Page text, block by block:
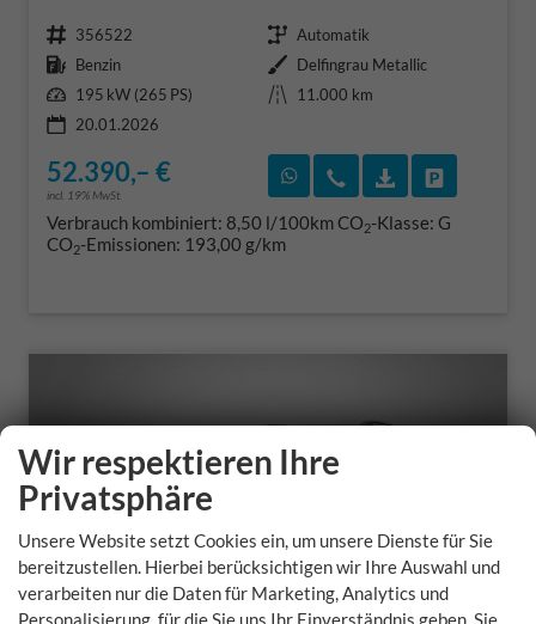
Fahrzeugnr. 356522 Getriebe Automatik
Kraftstoff Benzin Außenfarbe Delfingrau Metallic
Leistung 195 kW (265 PS) Kilometerstand
11.000 km
20.01.2026
52.390,– €
incl. 19% MwSt.
Rückruf vereinbaren
Wir rufen Sie an
Verbrauch kombiniert: 8,50 l/100kmCO2-Klasse: G
CO2-Emissionen: 193,00 g/km
Wir respektieren Ihre
Privatsphäre
Unsere Website setzt Cookies ein, um unsere Dienste für Sie
bereitzustellen. Hierbei berücksichtigen wir Ihre Auswahl und
verarbeiten nur die Daten für Marketing, Analytics und
Personalisierung, für die Sie uns Ihr Einverständnis geben. Sie